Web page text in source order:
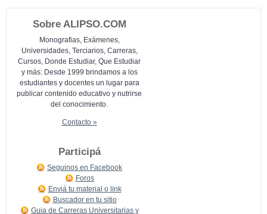
Sobre ALIPSO.COM
Monografias, Exámenes,
Universidades, Terciarios, Carreras,
Cursos, Donde Estudiar, Que Estudiar
y más: Desde 1999 brindamos a los
estudiantes y docentes un lugar para
publicar contenido educativo y nutrirse
del conocimiento.
Contacto »
Participá
Seguinos en Facebook
Foros
Enviá tu material o link
Buscador en tu sitio
Guia de Carreras Universitarias y